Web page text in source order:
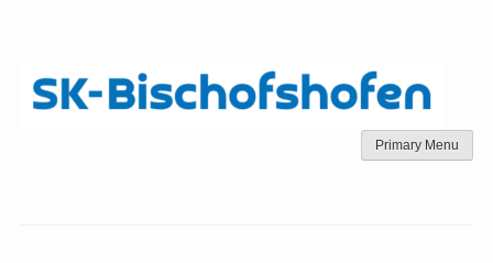
Primary Menu